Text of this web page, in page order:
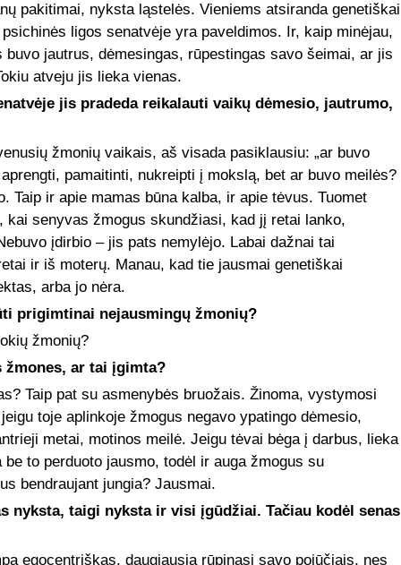
pakitimai, nyksta ląstelės. Vieniems atsiranda genetiškai
ligos senatvėje yra paveldimos. Ir, kaip minėjau,
jautrus, dėmesingas, rūpestingas savo šeimai, ar jis
atveju jis lieka vienas.
jis pradeda reikalauti vaikų dėmesio, jautrumo,
žmonių vaikais, aš visada pasiklausiu: „ar buvo
pamaitinti, nukreipti į mokslą, bet ar buvo meilės?
Taip ir apie mamas būna kalba, ir apie tėvus. Tuomet
kai senyvas žmogus skundžiasi, kad jį retai lanko,
įdirbio – jis pats nemylėjo. Labai dažnai tai
ir iš moterų. Manau, kad tie jausmai genetiškai
arba jo nėra.
prigimtinai nejausmingų žmonių?
žmonių?
ar tai įgimta?
Taip pat su asmenybės bruožais. Žinoma, vystymosi
toje aplinkoje žmogus negavo ypatingo dėmesio,
metai, motinos meilė. Jeigu tėvai bėga į darbus, lieka
to perduoto jausmo, todėl ir auga žmogus su
bendraujant jungia? Jausmai.
nyksta, taigi nyksta ir visi įgūdžiai. Tačiau kodėl senas
egocentriškas, daugiausia rūpinasi savo pojūčiais, nes